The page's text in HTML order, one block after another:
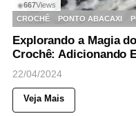
◉667Views
CROCHÊ
PONTO ABACAXI
Explorando a Magia
Crochê: Adicionando
22/04/2024
Veja Mais